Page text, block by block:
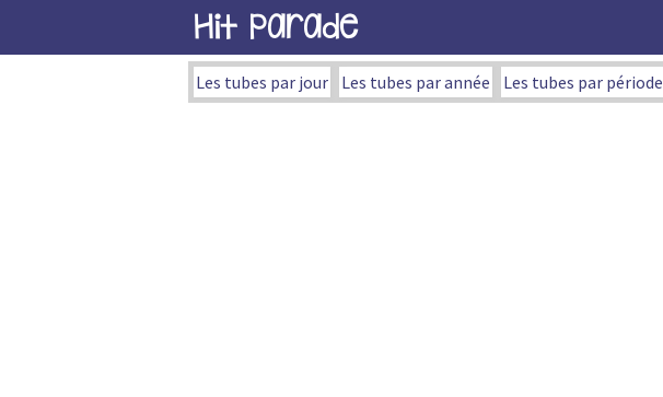
Hit Parade
Les tubes par jour Les tubes par année Les tubes par période